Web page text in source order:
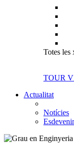
Totes les
TOUR
Actualitat
Notícies